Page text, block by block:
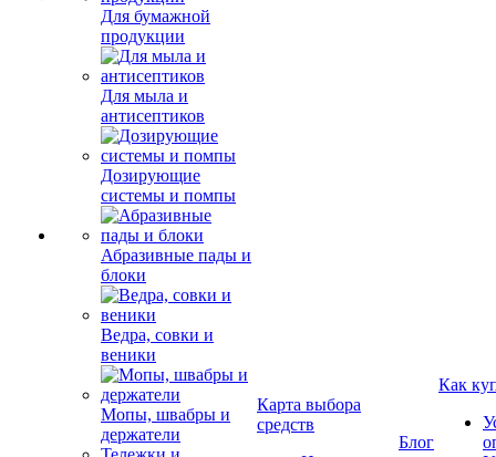
Для бумажной
продукции
Для мыла и
антисептиков
Дозирующие
системы и помпы
Абразивные пады и
блоки
Ведра, совки и
веники
Мопы, швабры и
держатели
Карта выбора
средств
Блог
Как